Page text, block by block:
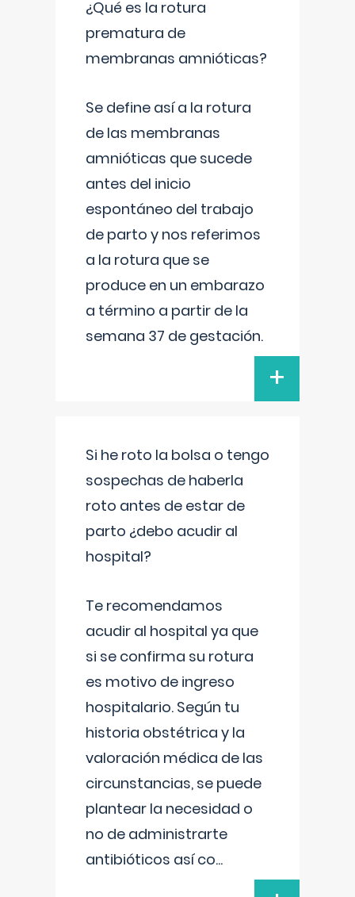
¿Qué es la rotura
prematura de
membranas amnióticas?
Se define así a la rotura
de las membranas
amnióticas que sucede
antes del inicio
espontáneo del trabajo
de parto y nos referimos
a la rotura que se
produce en un embarazo
a término a partir de la
semana 37 de gestación.
+
Si he roto la bolsa o tengo
sospechas de haberla
roto antes de estar de
parto ¿debo acudir al
hospital?
Te recomendamos
acudir al hospital ya que
si se confirma su rotura
es motivo de ingreso
hospitalario. Según tu
historia obstétrica y la
valoración médica de las
circunstancias, se puede
plantear la necesidad o
no de administrarte
antibióticos así co...